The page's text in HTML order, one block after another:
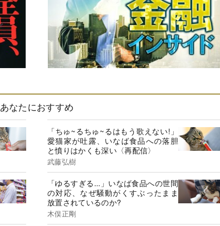
あなたにおすすめ
「ちゅ~るちゅ~るはもう歌えない!」
愛猫家が吐露、いなば食品への落胆
と憤りはかくも深い〈再配信〉
武藤弘樹
「ゆるすぎる...」いなば食品への世間
の対応、なぜ騒動がくすぶったまま
放置されているのか?
木俣正剛